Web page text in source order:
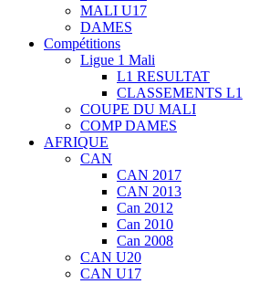
MALI U17
DAMES
Compétitions
Ligue 1 Mali
L1 RESULTAT
CLASSEMENTS L1
COUPE DU MALI
COMP DAMES
AFRIQUE
CAN
CAN 2017
CAN 2013
Can 2012
Can 2010
Can 2008
CAN U20
CAN U17